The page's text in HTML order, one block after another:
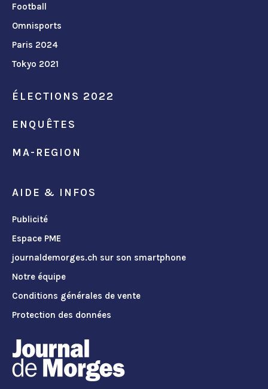
Football
Omnisports
Paris 2024
Tokyo 2021
ÉLECTIONS 2022
ENQUÊTES
MA-REGION
AIDE & INFOS
Publicité
Espace PME
journaldemorges.ch sur son smartphone
Notre équipe
Conditions générales de vente
Protection des données